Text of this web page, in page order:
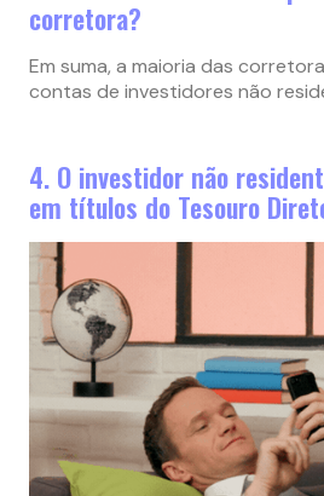
corretora?
Em suma, a maioria das
contas de investidores não
4. O investidor não
em títulos do Tesouro